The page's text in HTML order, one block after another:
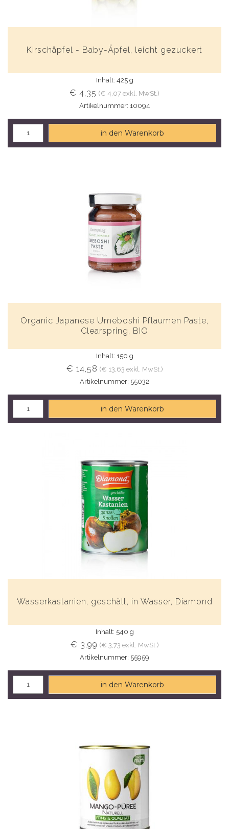
Kirschäpfel - Baby-Äpfel, leicht gezuckert
Inhalt: 425 g
€ 4,35 (€ 4,07 exkl. MwSt.)
Artikelnummer: 10094
in den Warenkorb
Organic Japanese Umeboshi Pflaumen Paste,
Clearspring, BIO
Inhalt: 150 g
€ 14,58 (€ 13,63 exkl. MwSt.)
Artikelnummer: 55032
in den Warenkorb
Wasserkastanien, geschält, in Wasser, Diamond
Inhalt: 540 g
€ 3,99 (€ 3,73 exkl. MwSt.)
Artikelnummer: 55959
in den Warenkorb